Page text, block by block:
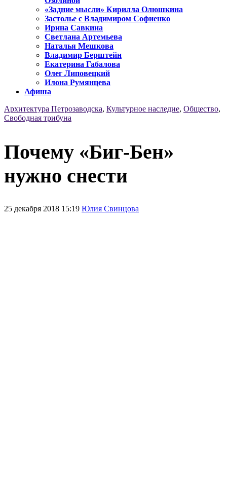
«Задние мысли» Кирилла Олюшкина
Застолье с Владимиром Софиенко
Ирина Савкина
Светлана Артемьева
Наталья Мешкова
Владимир Берштейн
Екатерина Габалова
Олег Липовецкий
Илона Румянцева
Афиша
Архитектура Петрозаводска, Культурное наследие, Общество,
Свободная трибуна
Почему «Биг-Бен»
нужно снести
25 декабря 2018 15:19 Юлия Свинцова